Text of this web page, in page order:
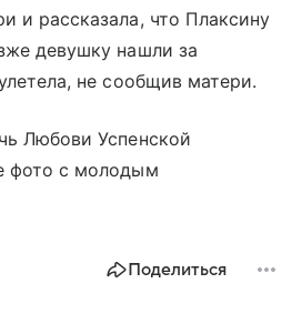
и рассказала, что Плаксину
девушку нашли за
не сообщив матери.
Любови Успенской
фото с молодым
Поделиться